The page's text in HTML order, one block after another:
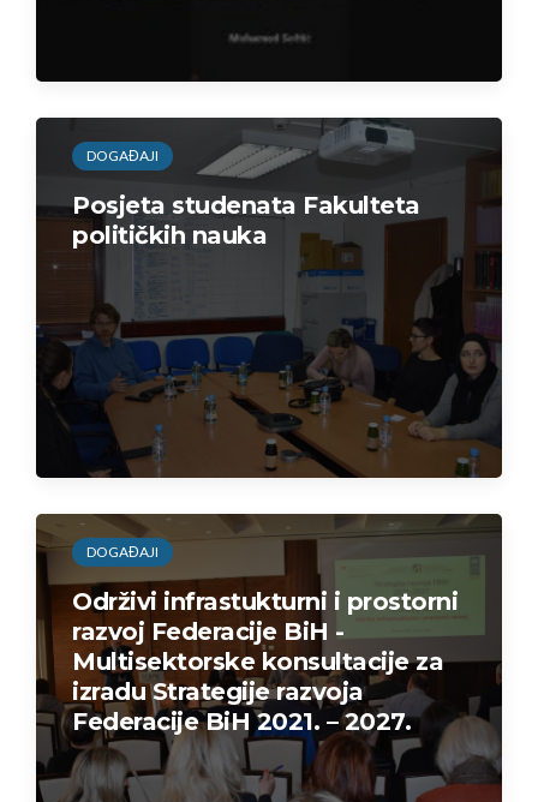
DOGAĐAJI
Posjeta studenata Fakulteta
političkih nauka
DOGAĐAJI
Održivi infrastukturni i prostorni
razvoj Federacije BiH -
Multisektorske konsultacije za
izradu Strategije razvoja
Federacije BiH 2021. – 2027.